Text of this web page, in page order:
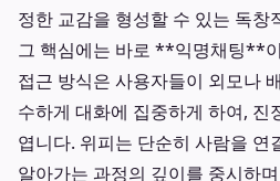
정한 교감을 형성할 수 있는 독창
그 핵심에는 바로 **익명채팅**
접근 방식은 사용자들이 외모나
수하게 대화에 집중하게 하여,
엽니다. 위피는 단순히 사람을 연
알아가는 과정의 깊이를 중시하